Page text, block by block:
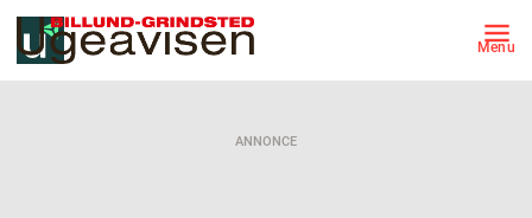
Menu
ANNONCE